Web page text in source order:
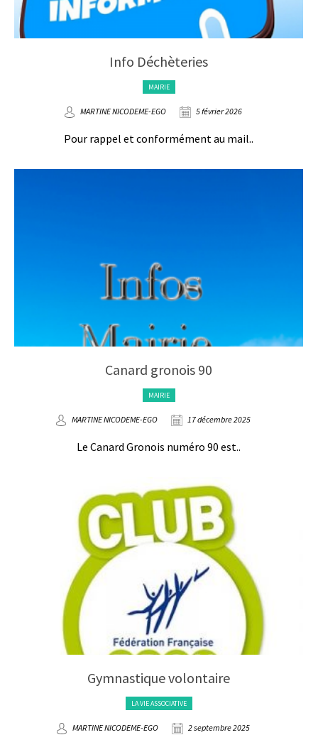
Info Déchèteries
MAIRIE
MARTINE NICODEME-EGO 5 février 2026
Pour rappel et conformément au mail..
Canard gronois 90
MAIRIE
MARTINE NICODEME-EGO 17 décembre 2025
Le Canard Gronois numéro 90 est..
Gymnastique volontaire
LA VIE ASSOCIATIVE
MARTINE NICODEME-EGO 2 septembre 2025